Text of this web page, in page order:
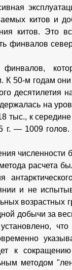
китов и
китов. Это
финвалов
К 50-м годам
десятилетия
на
тыс., к
г. — 1009
численности
расчета
и не
возрастных
добычи за
к
методом